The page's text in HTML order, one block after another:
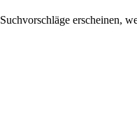
Suchvorschläge erscheinen,